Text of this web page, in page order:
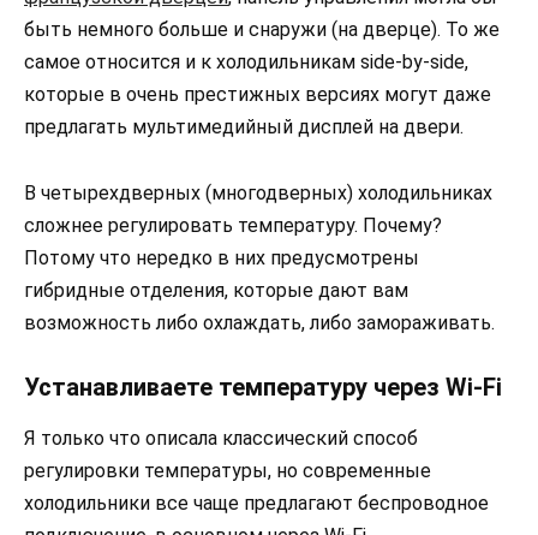
быть немного больше и снаружи (на дверце). То же
самое относится и к холодильникам side-by-side,
которые в очень престижных версиях могут даже
предлагать мультимедийный дисплей на двери.
В четырехдверных (многодверных) холодильниках
сложнее регулировать температуру. Почему?
Потому что нередко в них предусмотрены
гибридные отделения, которые дают вам
возможность либо охлаждать, либо замораживать.
Устанавливаете температуру через Wi-Fi
Я только что описала классический способ
регулировки температуры, но современные
холодильники все чаще предлагают беспроводное